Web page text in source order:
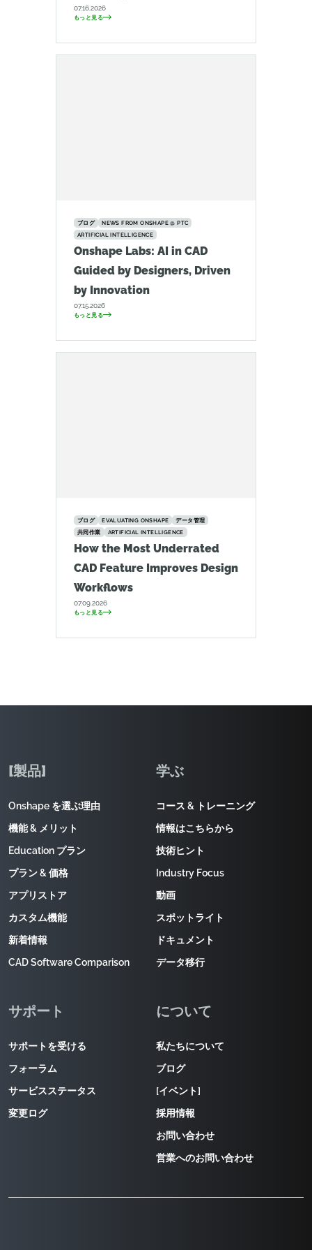
07.16.2026
もっと見る
ブログ
NEWS FROM ONSHAPE @ PTC
ARTIFICIAL INTELLIGENCE
Onshape Labs: AI in CAD
Guided by Designers, Driven
by Innovation
07.15.2026
もっと見る
ブログ EVALUATING ONSHAPE
データ管理
共同作業
ARTIFICIAL INTELLIGENCE
How the Most Underrated
CAD Feature Improves Design
Workflows
07.09.2026
もっと見る
[製品]
Onshape を選ぶ理由
機能 & メリット
Education プラン
プラン & 価格
アプリストア
カスタム機能
新着情報
CAD Software Comparison
学ぶ
コース & トレーニング
情報はこちらから
技術ヒント
Industry Focus
動画
スポットライト
ドキュメント
データ移行
サポート
サポートを受ける
フォーラム
サービスステータス
変更ログ
について
私たちについて
ブログ
[イベント]
採用情報
お問い合わせ
営業へのお問い合わせ